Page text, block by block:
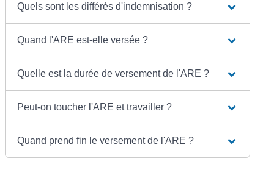
Quels sont les différés d'indemnisation ?
Quand l'ARE est-elle versée ?
Quelle est la durée de versement de l'ARE ?
Peut-on toucher l'ARE et travailler ?
Quand prend fin le versement de l'ARE ?